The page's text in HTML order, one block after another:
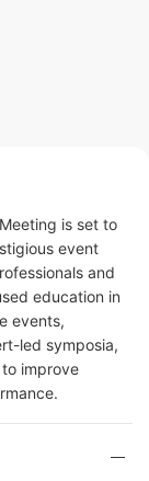
is set to
event
and
education in
events,
led symposia,
improve